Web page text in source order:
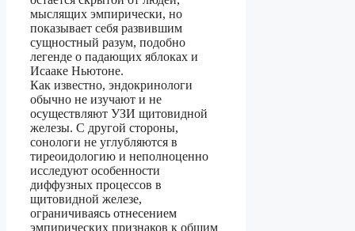
мыслящих эмпирически, но
показывает себя развившим
сущностный разум, подобно
легенде о падающих яблоках и
Исааке Ньютоне.
Как известно, эндокринологи
обычно не изучают и не
осуществляют УЗИ щитовидной
железы. С другой стороны,
сонологи не углубляются в
тиреоидологию и неполноценно
исследуют особенности
диффузных процессов в
щитовидной железе,
ограничиваясь отнесением
эмпирических признаков к общим